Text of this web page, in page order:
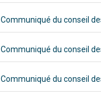
Communiqué du conseil
Communiqué du conseil
Communiqué du conseil